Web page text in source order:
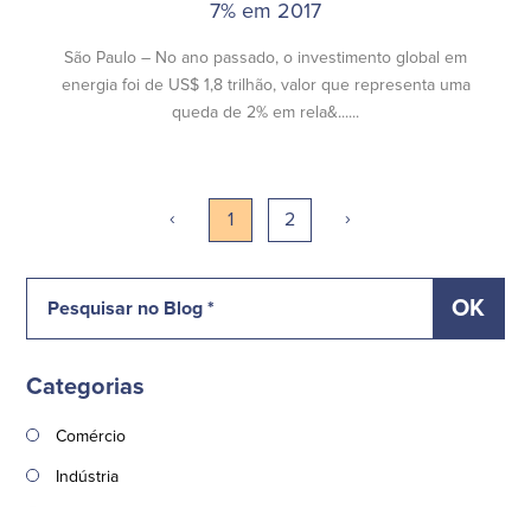
7% em 2017
São Paulo – No ano passado, o investimento global em
energia foi de US$ 1,8 trilhão, valor que representa uma
queda de 2% em rela&......
‹ 1 2 ›
Categorias
Comércio
Indústria